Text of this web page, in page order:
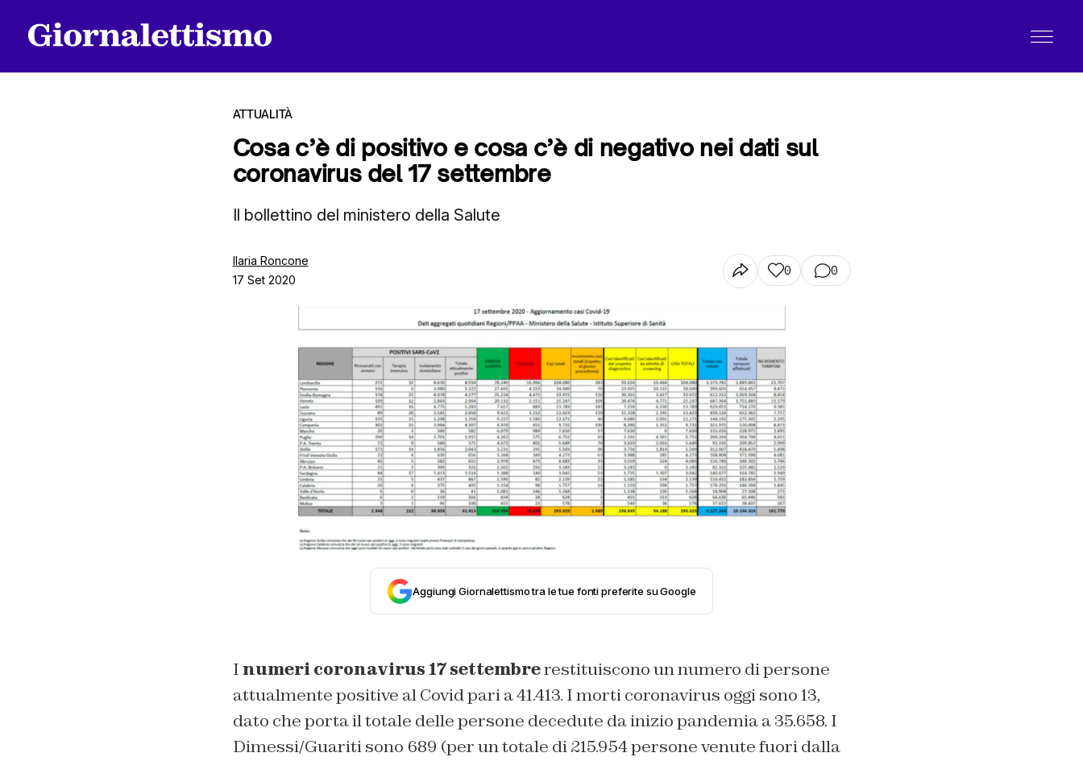
ATTUALITÀ
Cosa c’è di positivo e cosa c’è di negativo nei dati sul
coronavirus del 17 settembre
Il bollettino del ministero della Salute
Ilaria Roncone
17 Set 2020
0 0
Aggiungi Giornalettismo tra le tue fonti preferite su Google
I numeri coronavirus 17 settembrerestituiscono un numero di persone
attualmente positive al Covid pari a 41.413. I morti coronavirus oggi sono 13,
dato che porta il totale delle persone decedute da inizio pandemia a 35.658. I
Dimessi/Guariti sono 689 (per un totale di 215.954 persone venute fuori dalla